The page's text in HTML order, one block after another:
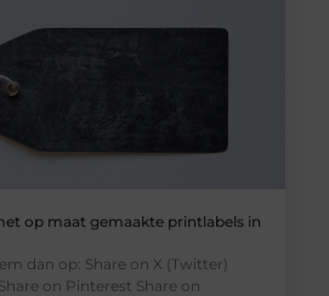
op maat gemaakte printlabels in
dan op: Share on X (Twitter)
on Pinterest Share on